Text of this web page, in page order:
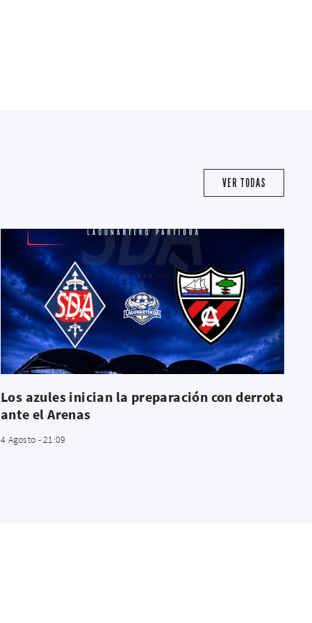
VER TODAS
Los azules inician la preparación con derrota
ante el Arenas
4 Agosto - 21:09